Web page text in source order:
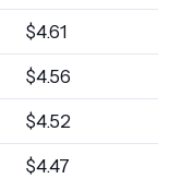
$4.61
$4.56
$4.52
$4.47